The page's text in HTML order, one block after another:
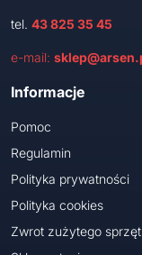
tel. 43 825 35 45
e-mail:
Informacje
Pomoc
Regulamin
Polityka prywatności
Polityka cookies
Zwrot zużytego